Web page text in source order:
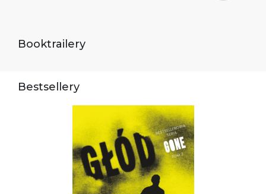
Booktrailery
Bestsellery